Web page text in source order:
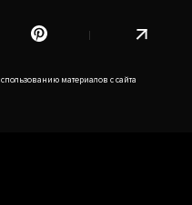
материалов с сайта